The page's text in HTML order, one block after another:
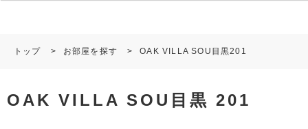
トップ > お部屋を探す > OAK VILLA SOU目黒201
OAK VILLA SOU目黒 201